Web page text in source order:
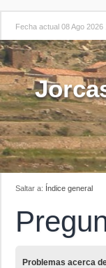
Fecha actual 08 Ago 2026
Saltar a: Índice general
Problemas acerca